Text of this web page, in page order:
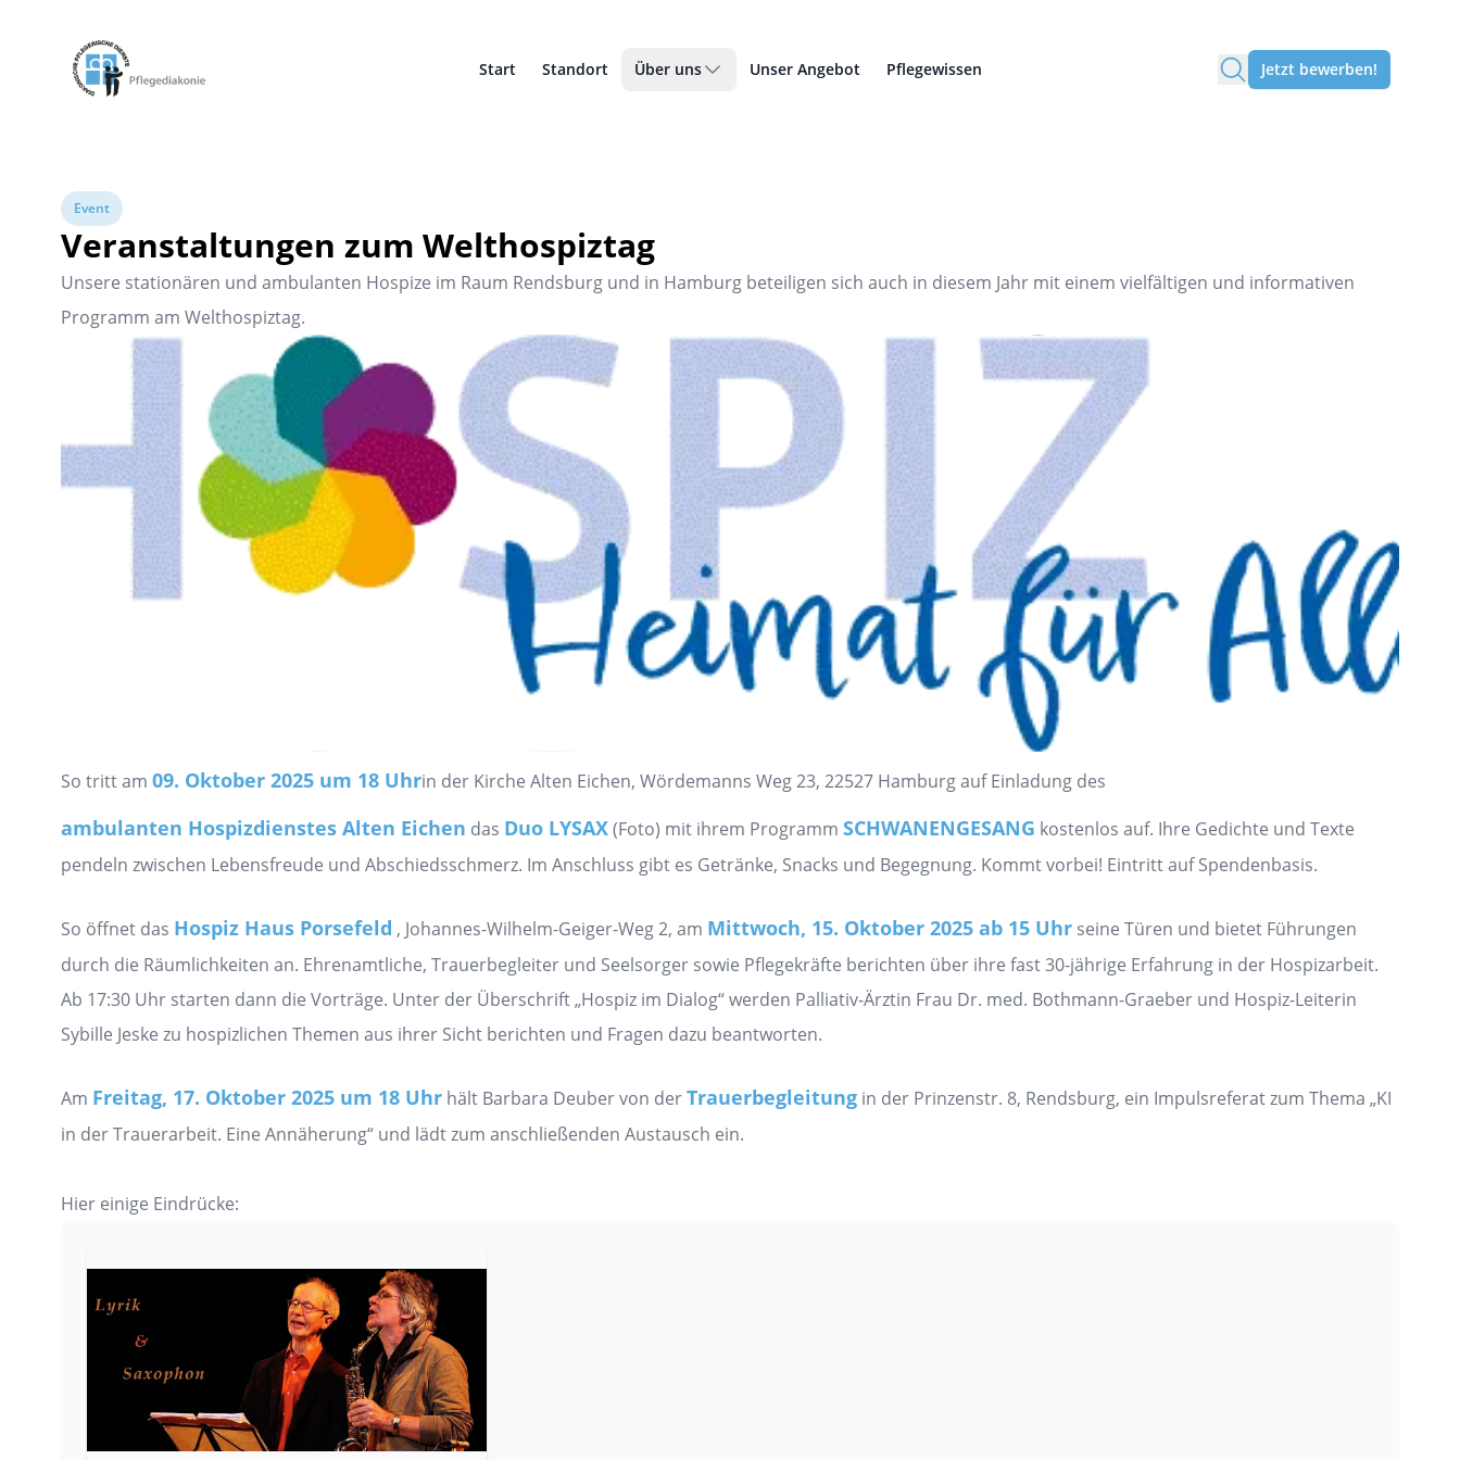
Pflegediakonie Alten Eichen
Start Standort Über uns Unser Angebot Pflegewissen Jetzt bewerben!
Event
Veranstaltungen zum Welthospiztag
Unsere stationären und ambulanten Hospize im Raum Rendsburg und in Hamburg beteiligen sich auch in diesem Jahr mit einem vielfältigen und informativen
Programm am Welthospiztag.
So tritt am 09. Oktober 2025 um 18 Uhrin der Kirche Alten Eichen, Wördemanns Weg 23, 22527 Hamburg auf Einladung des
ambulanten Hospizdienstes Alten Eichen das Duo LYSAX(Foto) mit ihrem Programm SCHWANENGESANG kostenlos auf. Ihre Gedichte und Texte
pendeln zwischen Lebensfreude und Abschiedsschmerz. Im Anschluss gibt es Getränke, Snacks und Begegnung. Kommt vorbei! Eintritt auf Spendenbasis.
So öffnet das Hospiz Haus Porsefeld , Johannes-Wilhelm-Geiger-Weg 2, am Mittwoch, 15. Oktober 2025 ab 15 Uhr seine Türen und bietet Führungen
durch die Räumlichkeiten an. Ehrenamtliche, Trauerbegleiter und Seelsorger sowie Pflegekräfte berichten über ihre fast 30-jährige Erfahrung in der Hospizarbeit.
Ab 17:30 Uhr starten dann die Vorträge. Unter der Überschrift „Hospiz im Dialog“ werden Palliativ-Ärztin Frau Dr. med. Bothmann-Graeber und Hospiz-Leiterin
Sybille Jeske zu hospizlichen Themen aus ihrer Sicht berichten und Fragen dazu beantworten.
Am Freitag, 17. Oktober 2025 um 18 Uhr hält Barbara Deuber von derTrauerbegleitung in der Prinzenstr. 8, Rendsburg, ein Impulsreferat zum Thema „KI
in der Trauerarbeit. Eine Annäherung“ und lädt zum anschließenden Austausch ein.
Hier einige Eindrücke: